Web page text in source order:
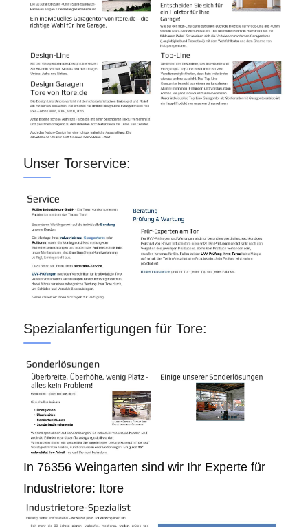
Unser Torservice:
Spezialanfertigungen für Tore:
In 76356 Weingarten sind wir Ihr Experte für
Industrietore: Itore